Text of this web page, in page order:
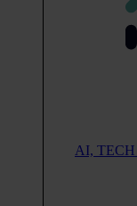
AI,